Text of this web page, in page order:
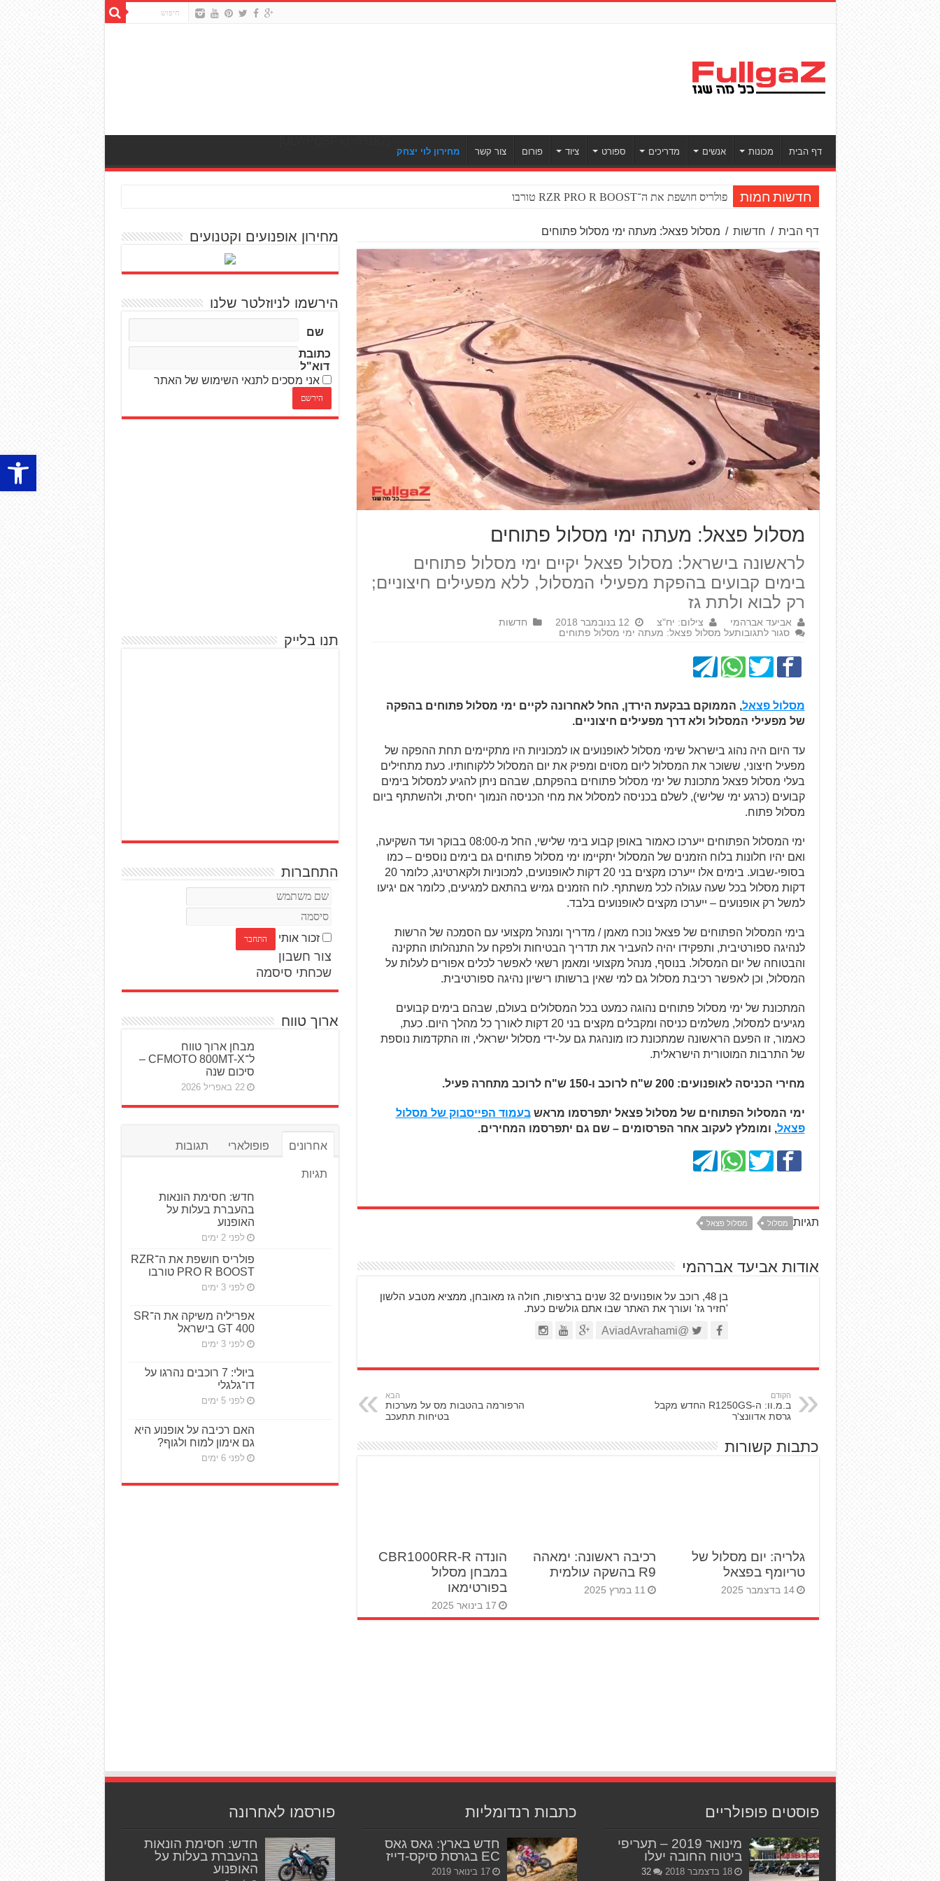
פתח
דף הבית מכונות אנשים מדריכים ספורט ציוד פורום צור קשר מחירון לוי יצחק
חדשות חמות פולריס חושפת את ה־RZR PRO R BOOST טורבו
דף הבית / חדשות / מסלול פצאל: מעתה ימי מסלול פתוחים
מסלול פצאל: מעתה ימי מסלול פתוחים
לראשונה בישראל: מסלול פצאל יקיים ימי מסלול פתוחים
בימים קבועים בהפקת מפעילי המסלול, ללא מפעילים חיצוניים;
רק לבוא ולתת גז
אביעד אברהמי צילום: יח"צ 12 בנובמבר 2018
חדשות
סגור לתגובותעל מסלול פצאל: מעתה ימי מסלול פתוחים
מסלול פצאל, הממוקם בבקעת הירדן, החל לאחרונה לקיים ימי מסלול פתוחים בהפקה
של מפעילי המסלול ולא דרך מפעילים חיצוניים.
עד היום היה נהוג בישראל שימי מסלול לאופנועים או למכוניות היו מתקיימים תחת ההפקה של
מפעיל חיצוני, ששוכר את המסלול ליום מסוים ומפיק את יום המסלול ללקוחותיו. כעת מתחילים
בעלי מסלול פצאל מתכונת של ימי מסלול פתוחים בהפקתם, שבהם ניתן להגיע למסלול בימים
קבועים (כרגע ימי שלישי), לשלם בכניסה למסלול את מחי הכניסה הנמוך יחסית, ולהשתתף ביום
מסלול פתוח.
ימי המסלול הפתוחים ייערכו כאמור באופן קבוע בימי שלישי, החל מ-08:00 בבוקר ועד השקיעה,
ואם יהיו חלונות בלוח הזמנים של המסלול יתקיימו ימי מסלול פתוחים גם בימים נוספים – כמו
בסופי-שבוע. בימים אלו ייערכו מקצים בני 20 דקות לאופנועים, למכוניות ולקארטינג, כלומר 20
דקות מסלול בכל שעה עגולה לכל משתתף. לוח הזמנים גמיש בהתאם למגיעים, כלומר אם יגיעו
למשל רק אופנועים – ייערכו מקצים לאופנועים בלבד.
בימי המסלול הפתוחים של פצאל נוכח מאמן / מדריך ומנהל מקצועי עם הסמכה של הרשות
לנהיגה ספורטיבית, ותפקידו יהיה להעביר את תדריך הבטיחות ולפקח על התנהלותו התקינה
והבטוחה של יום המסלול. בנוסף, מנהל מקצועי ומאמן רשאי לאפשר לכלים אפורים לעלות על
המסלול, וכן לאפשר רכיבת מסלול גם למי שאין ברשותו רישיון נהיגה ספורטיבית.
המתכונת של ימי מסלול פתוחים נהוגה כמעט בכל המסלולים בעולם, שבהם בימים קבועים
מגיעים למסלול, משלמים כניסה ומקבלים מקצים בני 20 דקות לאורך כל מהלך היום. כעת,
כאמור, זו הפעם הראשונה שמתכונת כזו מונהגת גם על-ידי מסלול ישראלי, וזו התקדמות נוספת
של התרבות המוטורית הישראלית.
מחירי הכניסה לאופנועים: 200 ש"ח לרוכב ו-150 ש"ח לרוכב מתחרה פעיל.
ימי המסלול הפתוחים של מסלול פצאל יתפרסמו מראשבעמוד הפייסבוק של מסלול
פצאל, ומומלץ לעקוב אחר הפרסומים – שם גם יתפרסמו המחירים.
תגיות מסלול מסלול פצאל
אודות אביעד אברהמי
בן 48, רוכב על אופנועים 32 שנים ברציפות, חולה גז מאובחן, ממציא מטבע הלשון
'חזיר גז' ועורך את האתר שבו אתם גולשים כעת.
@AviadAvrahami
הקודם
ב.מ.וו: ה-R1250GS החדש מקבל
גרסת אדוונצ'ר
הבא
הרפורמה בהטבות מס על מערכות
בטיחות תתעכב
כתבות קשורות
גלריה: יום מסלול של
טריומף בפצאל
14 בדצמבר 2025
רכיבה ראשונה: ימאהה
R9 בהשקה עולמית
11 במרץ 2025
הונדה CBR1000RR-R
במבחן מסלול
בפורטימאו
17 בינואר 2025
מחירון אופנועים וקטנועים
הירשמו לניוזלטר שלנו
שם
כתובת
דוא"ל
אני מסכים לתנאי השימוש של האתר
תנו בלייק
התחברות
זכור אותי
צור חשבון
שכחתי סיסמה
ארוך טווח
מבחן ארוך טווח
ל־CFMOTO 800MT-X –
סיכום שנה
22 באפריל 2026
אחרונים פופולארי תגובות
תגיות
חדש: חסימת הונאות
בהעברת בעלות על
האופנוע
לפני 2 ימים
פולריס חושפת את ה־RZR
PRO R BOOST טורבו
לפני 3 ימים
אפריליה משיקה את ה־SR
GT 400 בישראל
לפני 3 ימים
ביולי: 7 רוכבים נהרגו על
דו־גלגלי
לפני 5 ימים
האם רכיבה על אופנוע היא
גם אימון למוח ולגוף?
לפני 6 ימים
פוסטים פופולריים
מינואר 2019 – תעריפי
ביטוח החובה יעלו
18 בדצמבר 2018 32
כתבות רנדומליות
חדש בארץ: גאס גאס
EC בגרסת סיקס-דייז
17 בינואר 2019
פורסמו לאחרונה
חדש: חסימת הונאות
בהעברת בעלות על
האופנוע